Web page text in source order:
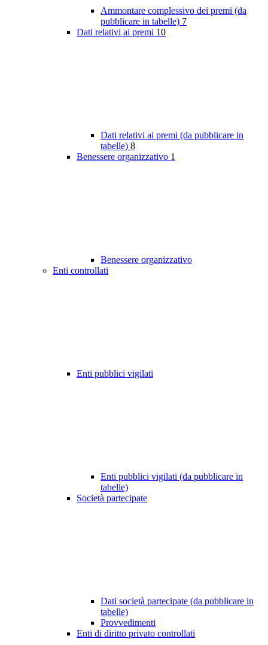
Ammontare complessivo dei premi (da
pubblicare in tabelle) 7
Dati relativi ai premi 10
Dati relativi ai premi (da pubblicare in
tabelle) 8
Benessere organizzativo 1
Benessere organizzativo
Enti controllati
Enti pubblici vigilati
Enti pubblici vigilati (da pubblicare in
tabelle)
Società partecipate
Dati società partecipate (da pubblicare in
tabelle)
Provvedimenti
Enti di diritto privato controllati